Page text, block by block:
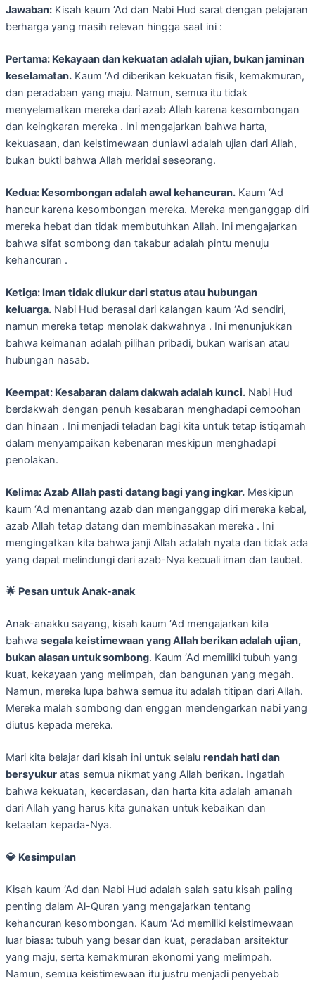
Jawaban: Kisah kaum ‘Ad dan Nabi Hud sarat dengan pelajaran
berharga yang masih relevan hingga saat ini :
Pertama: Kekayaan dan kekuatan adalah ujian, bukan jaminan
keselamatan. Kaum ‘Ad diberikan kekuatan fisik, kemakmuran,
dan peradaban yang maju. Namun, semua itu tidak
menyelamatkan mereka dari azab Allah karena kesombongan
dan keingkaran mereka . Ini mengajarkan bahwa harta,
kekuasaan, dan keistimewaan duniawi adalah ujian dari Allah,
bukan bukti bahwa Allah meridai seseorang.
Kedua: Kesombongan adalah awal kehancuran. Kaum ‘Ad
hancur karena kesombongan mereka. Mereka menganggap diri
mereka hebat dan tidak membutuhkan Allah. Ini mengajarkan
bahwa sifat sombong dan takabur adalah pintu menuju
kehancuran .
Ketiga: Iman tidak diukur dari status atau hubungan
keluarga. Nabi Hud berasal dari kalangan kaum ‘Ad sendiri,
namun mereka tetap menolak dakwahnya . Ini menunjukkan
bahwa keimanan adalah pilihan pribadi, bukan warisan atau
hubungan nasab.
Keempat: Kesabaran dalam dakwah adalah kunci. Nabi Hud
berdakwah dengan penuh kesabaran menghadapi cemoohan
dan hinaan . Ini menjadi teladan bagi kita untuk tetap istiqamah
dalam menyampaikan kebenaran meskipun menghadapi
penolakan.
Kelima: Azab Allah pasti datang bagi yang ingkar. Meskipun
kaum ‘Ad menantang azab dan menganggap diri mereka kebal,
azab Allah tetap datang dan membinasakan mereka . Ini
mengingatkan kita bahwa janji Allah adalah nyata dan tidak ada
yang dapat melindungi dari azab-Nya kecuali iman dan taubat.
🌟 Pesan untuk Anak-anak
Anak-anakku sayang, kisah kaum ‘Ad mengajarkan kita
bahwa segala keistimewaan yang Allah berikan adalah ujian,
bukan alasan untuk sombong. Kaum ‘Ad memiliki tubuh yang
kuat, kekayaan yang melimpah, dan bangunan yang megah.
Namun, mereka lupa bahwa semua itu adalah titipan dari Allah.
Mereka malah sombong dan enggan mendengarkan nabi yang
diutus kepada mereka.
Mari kita belajar dari kisah ini untuk selalu rendah hati dan
bersyukur atas semua nikmat yang Allah berikan. Ingatlah
bahwa kekuatan, kecerdasan, dan harta kita adalah amanah
dari Allah yang harus kita gunakan untuk kebaikan dan
ketaatan kepada-Nya.
💎 Kesimpulan
Kisah kaum ‘Ad dan Nabi Hud adalah salah satu kisah paling
penting dalam Al-Quran yang mengajarkan tentang
kehancuran kesombongan. Kaum ‘Ad memiliki keistimewaan
luar biasa: tubuh yang besar dan kuat, peradaban arsitektur
yang maju, serta kemakmuran ekonomi yang melimpah.
Namun, semua keistimewaan itu justru menjadi penyebab